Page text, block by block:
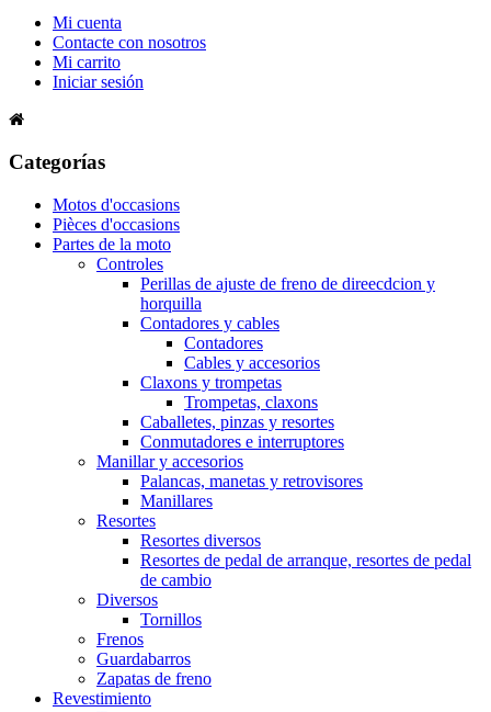
Mi cuenta
Contacte con nosotros
Mi carrito
Iniciar sesión
Categorías
Motos d'occasions
Pièces d'occasions
Partes de la moto
Controles
Perillas de ajuste de freno de direecdcion y
horquilla
Contadores y cables
Contadores
Cables y accesorios
Claxons y trompetas
Trompetas, claxons
Caballetes, pinzas y resortes
Conmutadores e interruptores
Manillar y accesorios
Palancas, manetas y retrovisores
Manillares
Resortes
Resortes diversos
Resortes de pedal de arranque, resortes de pedal
de cambio
Diversos
Tornillos
Frenos
Guardabarros
Zapatas de freno
Revestimiento